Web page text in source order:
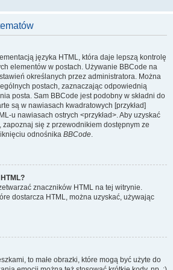
języka HTML, która daje lepszą kontrolę
elementów w postach. Używanie BBCode na
określanych przez administratora. Można
postach, zaznaczając odpowiednią
posta. Sam BBCode jest podobny w składni do
są w nawiasach kwadratowych [przykład]
u nawiasach ostrych <przykład>. Aby uzyskać
się z przewodnikiem dostępnym ze
odnośnika BBCode.
znaczników HTML na tej witrynie.
dostarcza HTML, można uzyskać, używając
to małe obrazki, które mogą być użyte do